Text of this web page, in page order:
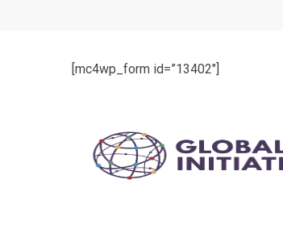
[mc4wp_form id=”13402″]